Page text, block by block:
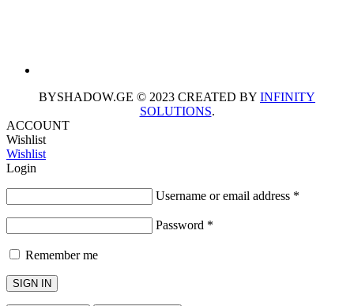
BYSHADOW.GE © 2023 CREATED BY INFINITY
SOLUTIONS.
ACCOUNT
Wishlist
Wishlist
Login
Username or email address *
Password *
Remember me
SIGN IN